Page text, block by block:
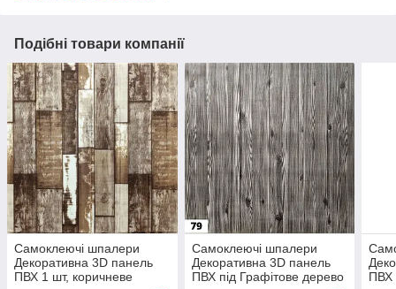
Подібні товари компанії
Самоклеючі шпалери
Декоративна 3D панель
ПВХ 1 шт, коричневе
Самоклеючі шпалери
Декоративна 3D панель
ПВХ під Графітове дерево
ПВХ